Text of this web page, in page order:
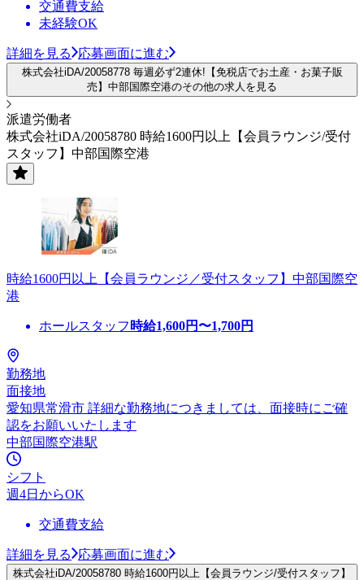
交通費支給
未経験OK
詳細を見る 応募画面に進む
株式会社iDA/20058778 毎週必ず2連休!【免税店でお土産・お菓子販
売】中部国際空港のその他の求人を見る
派遣労働者
株式会社iDA/20058780 時給1600円以上【会員ラウンジ/受付
スタッフ】中部国際空港
時給1600円以上【会員ラウンジ／受付スタッフ】中部国際空
港
ホールスタッフ 時給1,600円〜1,700円
勤務地
面接地
愛知県常滑市 詳細な勤務地につきましては、面接時にご確
認をお願いいたします
中部国際空港駅
シフト
週4日からOK
交通費支給
詳細を見る 応募画面に進む
株式会社iDA/20058780 時給1600円以上【会員ラウンジ/受付スタッフ】